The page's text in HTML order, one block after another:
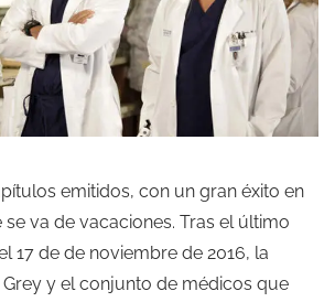
emitidos, con un gran éxito en
se va de vacaciones. Tras el último
17 de de noviembre de 2016, la
y el conjunto de médicos que